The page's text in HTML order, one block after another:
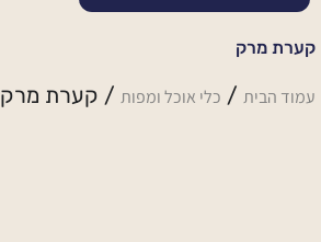
קערת מרק
עמוד הבית / כלי אוכל ומפות / קערת מרק